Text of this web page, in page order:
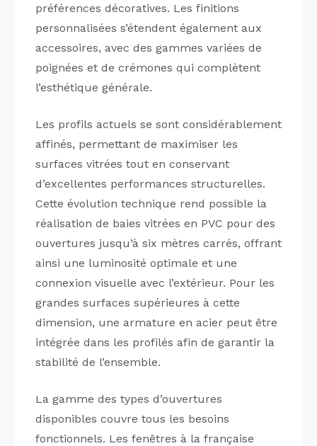
préférences décoratives. Les finitions
personnalisées s’étendent également aux
accessoires, avec des gammes variées de
poignées et de crémones qui complètent
l’esthétique générale.
Les profils actuels se sont considérablement
affinés, permettant de maximiser les
surfaces vitrées tout en conservant
d’excellentes performances structurelles.
Cette évolution technique rend possible la
réalisation de baies vitrées en PVC pour des
ouvertures jusqu’à six mètres carrés, offrant
ainsi une luminosité optimale et une
connexion visuelle avec l’extérieur. Pour les
grandes surfaces supérieures à cette
dimension, une armature en acier peut être
intégrée dans les profilés afin de garantir la
stabilité de l’ensemble.
La gamme des types d’ouvertures
disponibles couvre tous les besoins
fonctionnels. Les fenêtres à la française